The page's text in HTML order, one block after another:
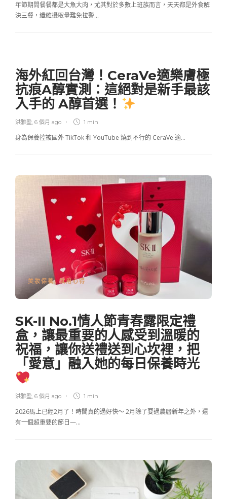
年節期間餐餐都是大魚大肉，尤其對於多數上班族而言，天天都是外食解
決三餐，纖維攝取量難免拉警…
海外紅回台灣！CeraVe適樂膚極
抗痕A醇實測：這絕對是新手最該
入手的 A醇首選！
洪雅盈 6 個月 ago 1 min
身為保養控被國外 TikTok 和 YouTube 燒到不行的 CeraVe 適…
美妝保養,試用心得
SK-II No.1情人節青春露限定禮
盒，讓最重要的人感受到溫暖的
祝福，讓你送禮送到心坎裡，把
「愛意」融入她的每日保養時光
洪雅盈 6 個月 ago 1 min
2026馬上已經2月了！時間真的過好快～ 2月除了要過農曆新年之外，還
有一個超重要的節日—…